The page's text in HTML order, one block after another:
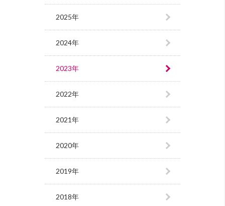
2025年
2024年
2023年
2022年
2021年
2020年
2019年
2018年